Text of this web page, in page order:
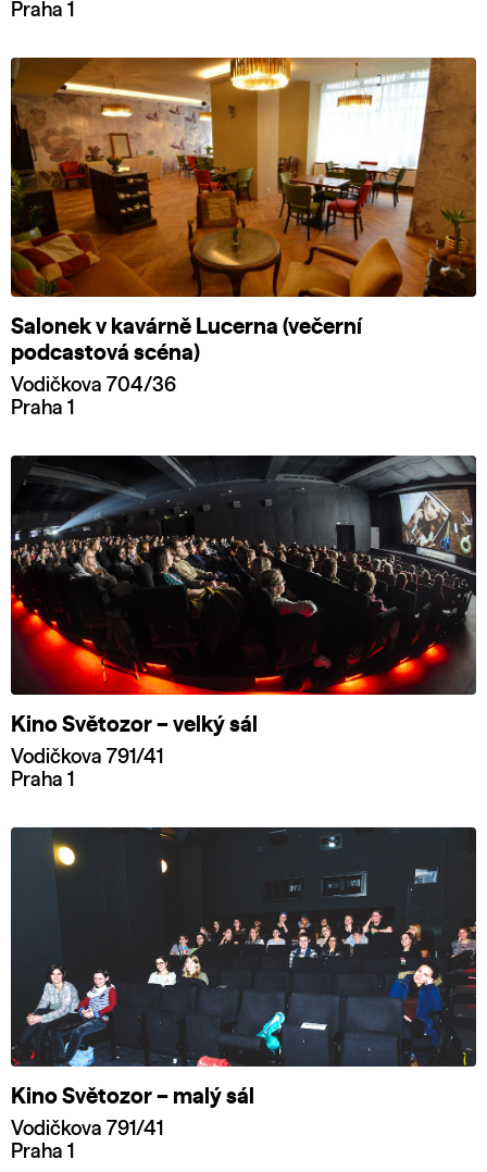
Praha 1
Salonek v kavárně Lucerna (večerní
podcastová scéna)
Vodičkova 704/36
Praha 1
Kino Světozor – velký sál
Vodičkova 791/41
Praha 1
Kino Světozor – malý sál
Vodičkova 791/41
Praha 1